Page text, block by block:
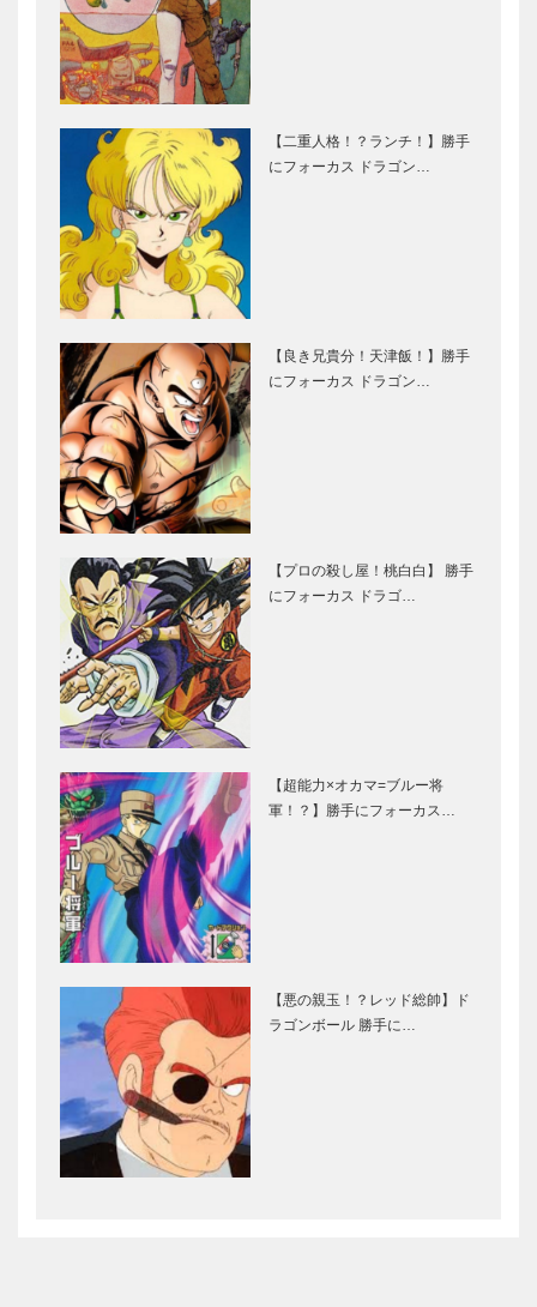
【二重人格！？ランチ！】勝手
にフォーカス ドラゴン…
【良き兄貴分！天津飯！】勝手
にフォーカス ドラゴン…
【プロの殺し屋！桃白白】 勝手
にフォーカス ドラゴ…
【超能力×オカマ=ブルー将
軍！？】勝手にフォーカス…
【悪の親玉！？レッド総帥】ド
ラゴンボール 勝手に…